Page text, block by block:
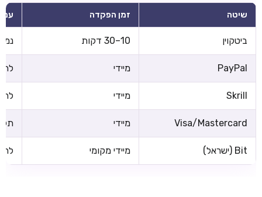
שיטה זמן הפקדה
ביטקוין 10–30 דקות
PayPal מיידי
Skrill מיידי
Visa/Mastercard מיידי
Bit (ישראל) מיידי מקומי